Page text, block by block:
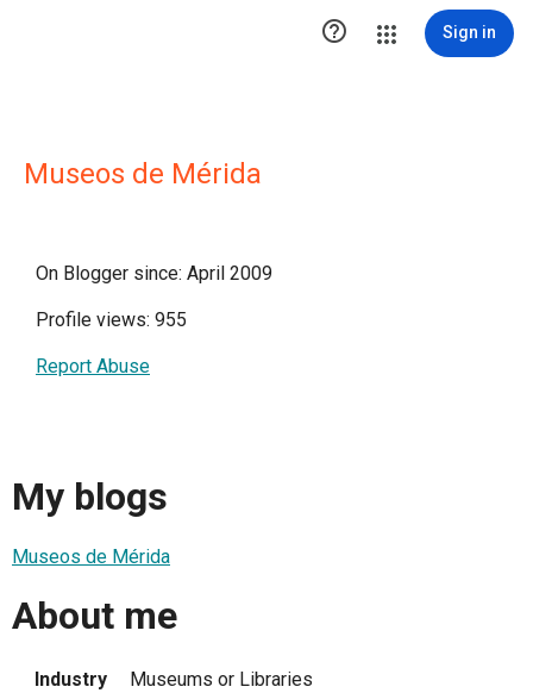
 Sign in
Museos de Mérida
On Blogger since: April 2009
Profile views: 955
Report Abuse
My blogs
Museos de Mérida
About me
Industry
Museums or Libraries